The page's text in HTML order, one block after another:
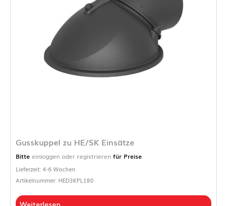
Gusskuppel zu HE/SK Einsätze
Bitte einloggen oder registrieren für Preise
Lieferzeit: 4-6 Wochen
Artikelnummer: HED3KPL180
Weiterlesen